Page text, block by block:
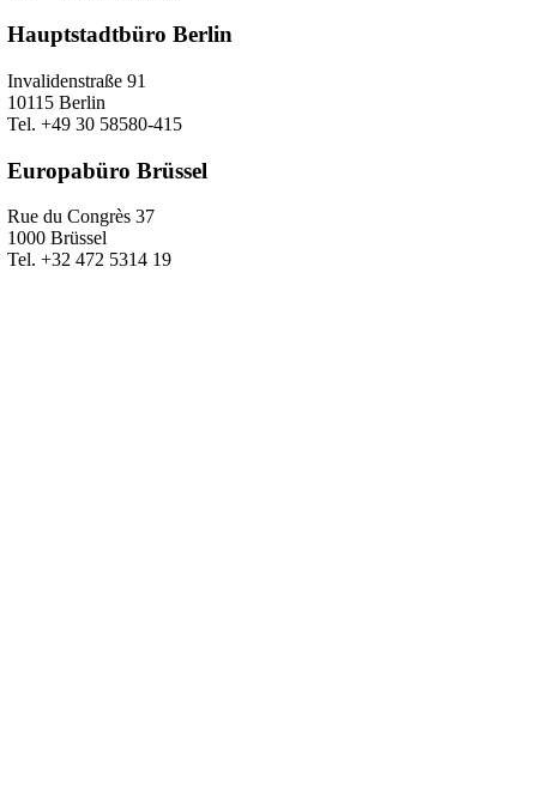
Hauptstadtbüro Berlin
Invalidenstraße 91
10115 Berlin
Tel. +49 30 58580-415
Europabüro Brüssel
Rue du Congrès 37
1000 Brüssel
Tel. +32 472 5314 19